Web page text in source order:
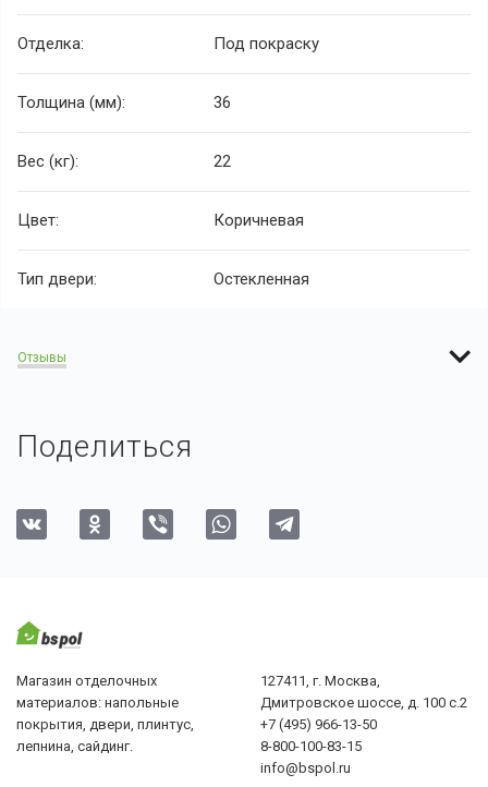
Отделка: Под покраску
Толщина (мм): 36
Вес (кг): 22
Цвет: Коричневая
Тип двери: Остекленная
Отзывы
Поделиться
Магазин отделочных
материалов: напольные
покрытия, двери, плинтус,
лепнина, сайдинг.
127411, г. Москва,
Дмитровское шоссе, д. 100 с.2
+7 (495) 966-13-50
8-800-100-83-15
info@bspol.ru